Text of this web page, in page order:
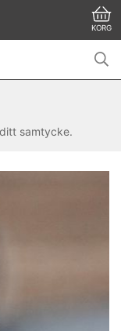
KORG
samtycke.